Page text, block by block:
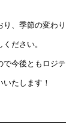
、季節の変わり
ださい。
で今後ともロジテ
たします！